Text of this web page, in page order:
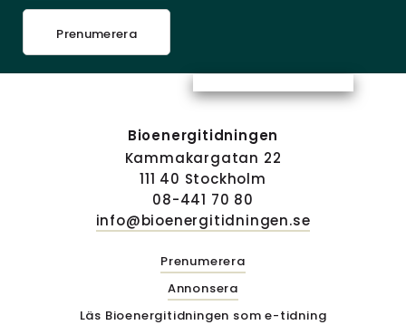
Prenumerera
Bioenergitidningen
Kammakargatan 22
111 40 Stockholm
08-441 70 80
info@bioenergitidningen.se
Prenumerera
Annonsera
Läs Bioenergitidningen som e-tidning